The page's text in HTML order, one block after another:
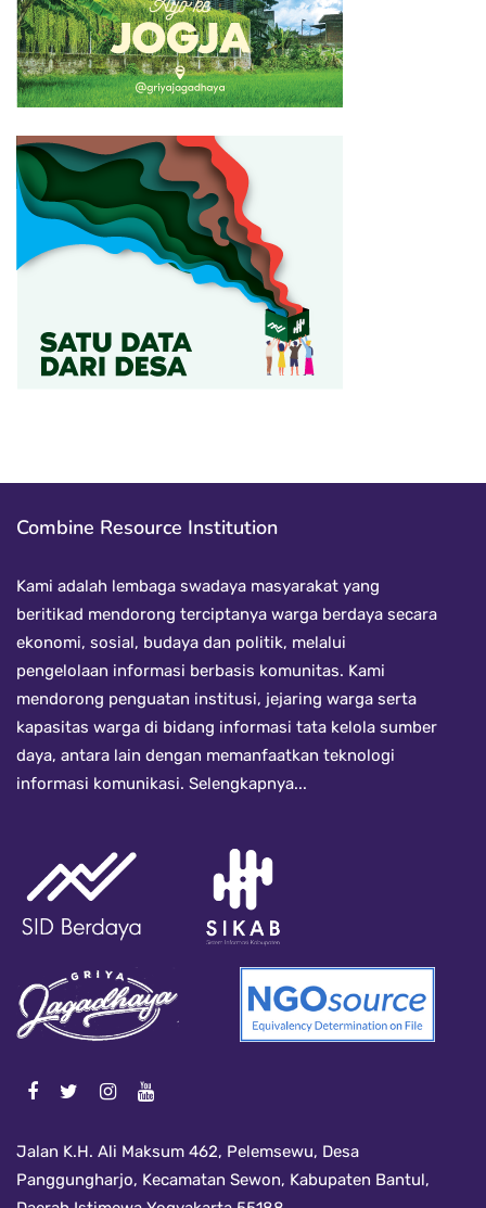
Combine Resource Institution
Kami adalah lembaga swadaya masyarakat yang
beritikad mendorong terciptanya warga berdaya secara
ekonomi, sosial, budaya dan politik, melalui
pengelolaan informasi berbasis komunitas. Kami
mendorong penguatan institusi, jejaring warga serta
kapasitas warga di bidang informasi tata kelola sumber
daya, antara lain dengan memanfaatkan teknologi
informasi komunikasi. Selengkapnya...
Jalan K.H. Ali Maksum 462, Pelemsewu, Desa
Panggungharjo, Kecamatan Sewon, Kabupaten Bantul,